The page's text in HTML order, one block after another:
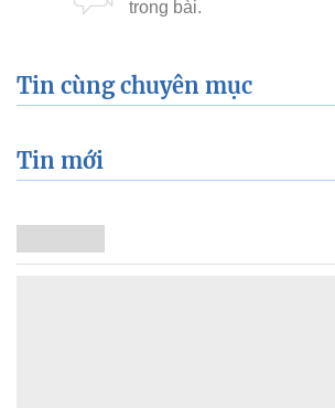
Tin cùng chuyên mục
Tin mới